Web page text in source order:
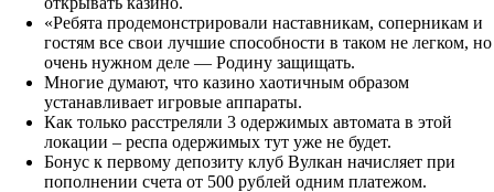
«Ребята продемонстрировали наставникам, соперникам и
гостям все свои лучшие способности в таком не легком, но
очень нужном деле — Родину защищать.
Многие думают, что казино хаотичным образом
устанавливает игровые аппараты.
Как только расстреляли 3 одержимых автомата в этой
локации – респа одержимых тут уже не будет.
Бонус к первому депозиту клуб Вулкан начисляет при
пополнении счета от 500 рублей одним платежом.